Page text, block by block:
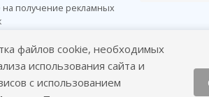
на получение рекламных
файлов cookie, необходимых
использования сайта и
с использованием